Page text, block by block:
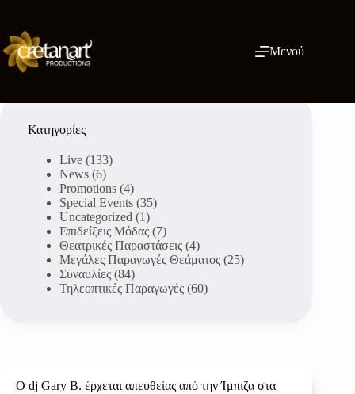
περιεχόμενο
Μενού
O dj Gary Β. έρχεται απευθείας από την Ίμπιζα στα
Κατηγορίες
Live (133)
News (6)
Promotions (4)
Special Events (35)
Uncategorized (1)
Επιδείξεις Μόδας (7)
Θεατρικές Παραστάσεις (4)
Μεγάλες Παραγωγές Θεάματος (25)
Συναυλίες (84)
Τηλεοπτικές Παραγωγές (60)